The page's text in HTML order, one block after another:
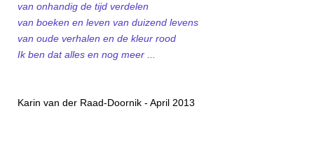
van onhandig de tijd verdelen
van boeken en leven van duizend levens
van oude verhalen en de kleur rood
Ik ben dat alles en nog meer ...
Karin van der Raad-Doornik - April 2013